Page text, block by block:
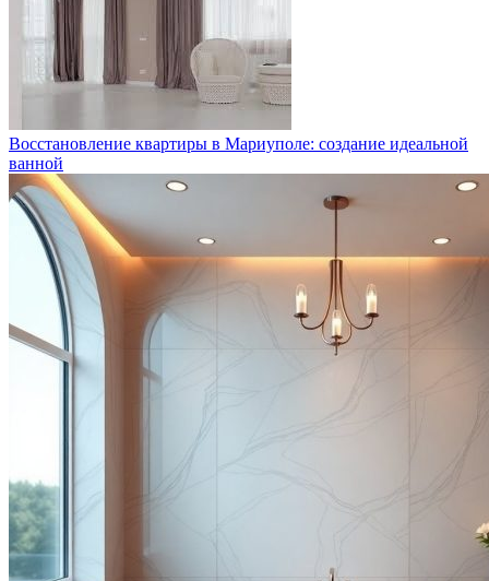
Восстановление квартиры в Мариуполе: создание идеальной
ванной